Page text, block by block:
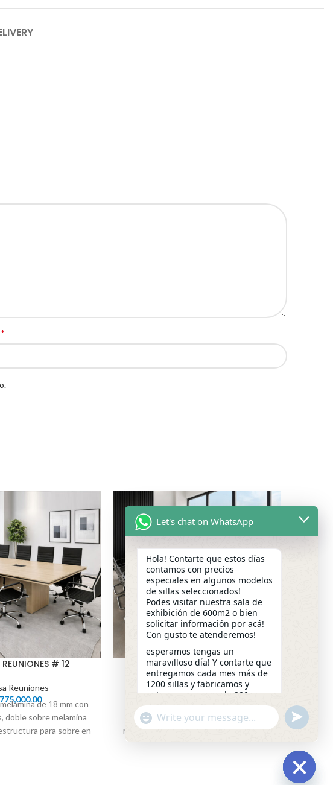
*
REUNIONES # 12
Reuniones
775,000.00de 18 mm con
doble sobre melamina
para sobre en
MESA DE REUNIONES # 14
Mesa Reuniones
Estructura en melamina de 18 mm con
bordes redondeados, triple sobre
melamina reforzada con estructura para
•
Let's chat on WhatsApp
Hola! Contarte que estos días
contamos con precios
especiales en algunos modelos
de sillas seleccionados!
Podes visitar nuestra sala de
exhibición de 600m2 o bien
solicitar información por acá!
Con gusto te atenderemos!
esperamos tengas un
maravilloso día! Y contarte que
entregamos cada mes más de
1200 sillas y fabricamos y
entregamos cerca de 200
escritorios a la medida!
Que necesitas? permítenos
saber por este medio o
"+chaty_settings.lang.emoji_picker+"
WhatsApp
undefined